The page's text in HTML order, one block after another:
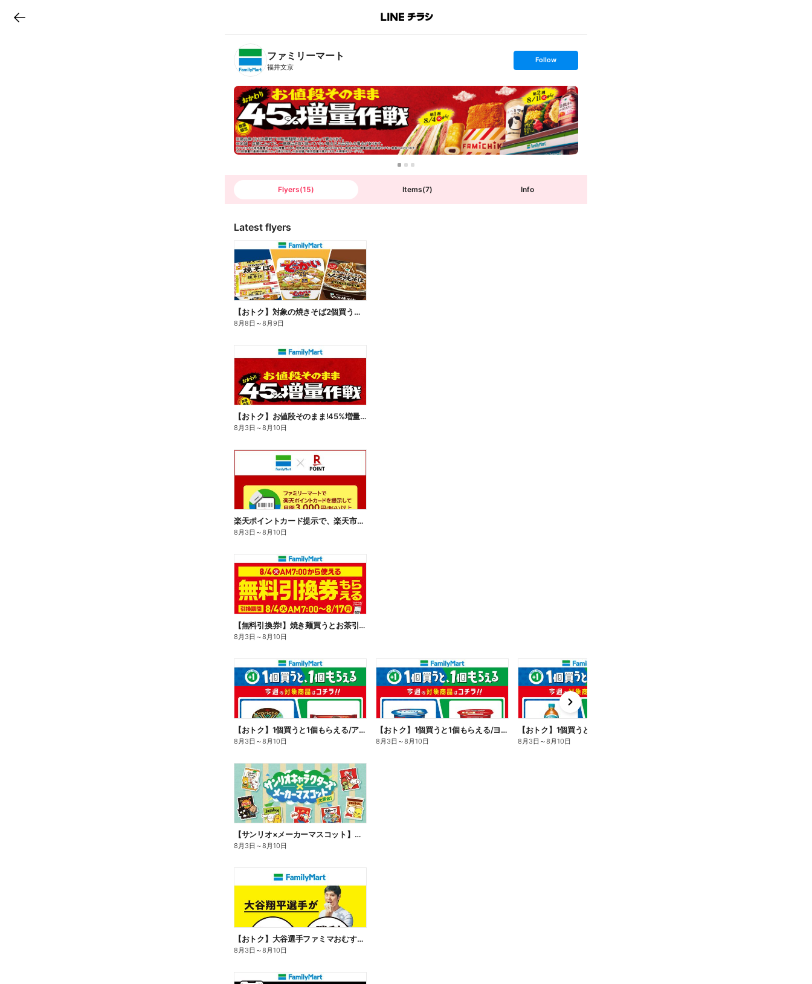
B
n
T
ファミリーマート
福井文京
s
t
o
l
l
o
w
Follow
Flyers(15) Items(7) Info
Latest flyers
【おトク】対象の焼きそば2個買うと100円引き!
8月8日 ～8月9日
【おトク】お値段そのまま!45%増量作戦!
8月3日 ～8月10日
楽天ポイントカード提示で、楽天市場でのお買い物がおトクに!
8月3日 ～8月10日
【無料引換券!】焼き麺買うとお茶引換券貰える!
8月3日 ～8月10日
【おトク】1個買うと1個もらえる/アイス
8月3日 ～8月10日
【おトク】1個買うと1個もらえる/ヨーグルト
8月3日 ～8月10日
【おトク】1個買うと1個もらえる/麦茶
8月3日 ～8月10日
e
x
t
【サンリオ×メーカーマスコット】オリジナルグッズ貰える!
8月3日 ～8月10日
【おトク】大谷選手ファミマおむすび割
8月3日 ～8月10日